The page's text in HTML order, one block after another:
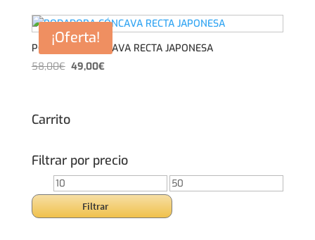
era:
25,00€.
es:
18,50€.
¡Oferta!
PODADORA CÓNCAVA RECTA JAPONESA
58,00€El
era:
49,00€El
Carrito
Filtrar por precio
Precio
mínimo
Precio
máximo
Filtrar